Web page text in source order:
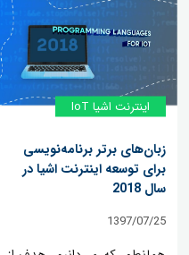
اینترنت اشیا IoT
زبان‌های برتر برنامه‌نویسی
برای توسعه اینترنت اشیا در
سال 2018
1397/07/25